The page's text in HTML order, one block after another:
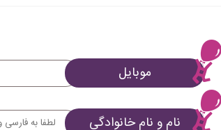
موبایل
نام و نام خانوادگی